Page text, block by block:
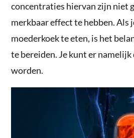
concentraties hiervan zijn niet
merkbaar effect te hebben. Als
moederkoek te eten, is het
te bereiden. Je kunt er namelijk
worden.